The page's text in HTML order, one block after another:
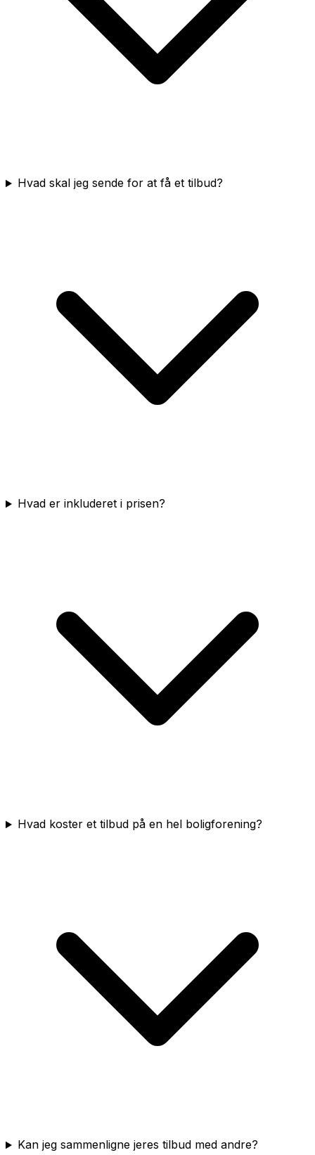
Hvad skal jeg sende for at få et tilbud?
Hvad er inkluderet i prisen?
Hvad koster et tilbud på en hel boligforening?
Kan jeg sammenligne jeres tilbud med andre?